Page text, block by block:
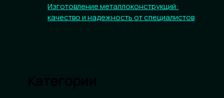
Изготовление металлоконструкций:
качество и надежность от специалистов